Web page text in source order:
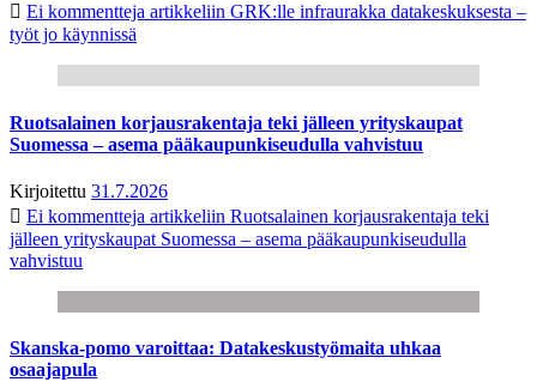
Ei kommentteja artikkeliin GRK:lle infraurakka datakeskuksesta –
työt jo käynnissä
Ruotsalainen korjausrakentaja teki jälleen yrityskaupat
Suomessa – asema pääkaupunkiseudulla vahvistuu
Kirjoitettu 31.7.2026
Ei kommentteja artikkeliin Ruotsalainen korjausrakentaja teki
jälleen yrityskaupat Suomessa – asema pääkaupunkiseudulla
vahvistuu
Skanska-pomo varoittaa: Datakeskustyömaita uhkaa
osaajapula